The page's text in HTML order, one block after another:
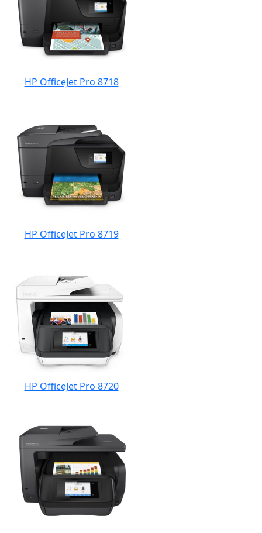
HP OfficeJet Pro 8718
HP OfficeJet Pro 8719
HP OfficeJet Pro 8720